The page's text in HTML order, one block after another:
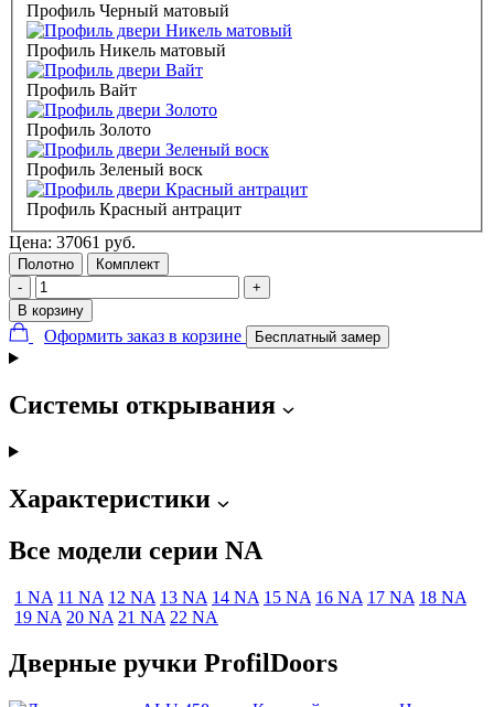
Профиль Черный матовый
Профиль Никель матовый
Профиль Вайт
Профиль Золото
Профиль Зеленый воск
Профиль Красный антрацит
Цена: 37061 руб.
Полотно
Комплект
-
+
В корзину
Оформить заказ в корзине Бесплатный замер
Системы открывания
Характеристики
Все модели серии NA
1 NA 11 NA 12 NA 13 NA 14 NA 15 NA 16 NA 17 NA 18 NA
19 NA 20 NA 21 NA 22 NA
Дверные ручки ProfilDoors